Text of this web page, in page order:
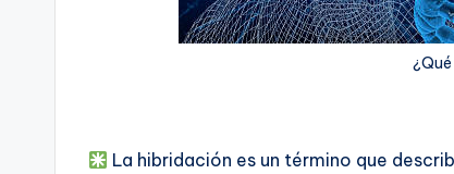
La hibridación es un término que